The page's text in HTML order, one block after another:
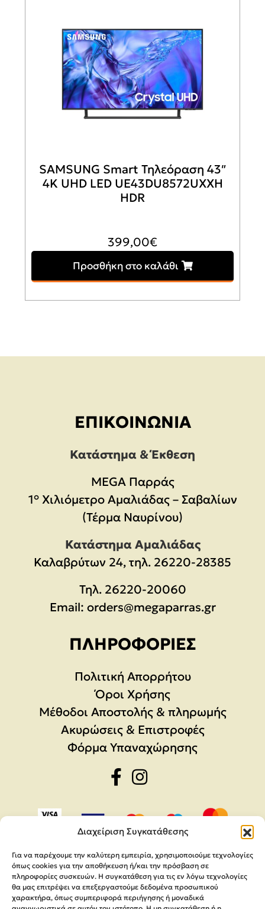
Διαχείριση Συγκατάθεσης
Για να παρέχουμε την καλύτερη εμπειρία, χρησιμοποιούμε τεχνολογίες
όπως cookies για την αποθήκευση ή/και την πρόσβαση σε
πληροφορίες συσκευών. Η συγκατάθεση για τις εν λόγω τεχνολογίες
θα μας επιτρέψει να επεξεργαστούμε δεδομένα προσωπικού
χαρακτήρα, όπως συμπεριφορά περιήγησης ή μοναδικά
SAMSUNG Smart Τηλεόραση 43″
4K UHD LED UE43DU8572UXXH
HDR
399,00€
Προσθήκη στο καλάθι
ΕΠΙΚΟΙΝΩΝΊΑ
Κατάστημα & Έκθεση
MEGA Παρράς
1° Χιλιόμετρο Αμαλιάδας – Σαβαλίων
(Τέρμα Ναυρίνου)
Κατάστημα Αμαλιάδας
Καλαβρύτων 24, τηλ. 26220-28385
Τηλ. 26220-20060
Email: orders@megaparras.gr
ΠΛΗΡΟΦΟΡΊΕΣ
Πολιτική Απορρήτου
Όροι Χρήσης
Μέθοδοι Αποστολής & πληρωμής
Ακυρώσεις & Επιστροφές
Φόρμα Υπαναχώρησης